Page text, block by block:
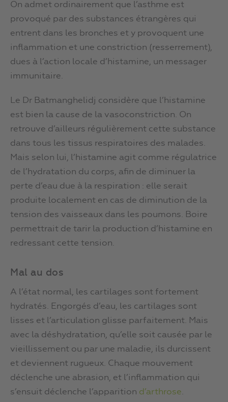
On admet ordinairement que l’asthme est
provoqué par des substances étrangères qui
entrent dans les bronches et y provoquent une
inflammation et une constriction (resserrement),
dues à l’action locale d’histamine, un messager
immunitaire.
Le Dr Batmanghelidj considère que l’histamine
est bien la cause de la vasoconstriction. On
retrouve d’ailleurs régulièrement cette substance
dans tous les tissus respiratoires des malades.
Mais selon lui, l’histamine agit comme régulatrice
de l’hydratation du corps, afin de diminuer la
perte d’eau due à la respiration : elle serait
produite localement en cas de diminution de la
tension des vaisseaux dans les poumons. Boire
permettrait de tarir la production d’histamine en
redressant cette tension.
Mal au dos
A l’état normal, les cartilages sont fortement
hydratés. Engorgés d’eau, les cartilages sont
lisses et l’articulation glisse parfaitement. Mais
avec la déshydratation, qu’elle soit causée par le
vieillissement ou par une maladie, ils durcissent
et deviennent rugueux. Chaque mouvement
déclenche une abrasion, et l’inflammation qui
s’ensuit déclenche l’apparition d’arthrose.